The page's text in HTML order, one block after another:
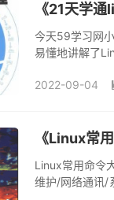
《21天学
今天59学习网
易懂地讲解了
2022-09-04
《Linux常
Linux常用命令
维护/网络通讯/